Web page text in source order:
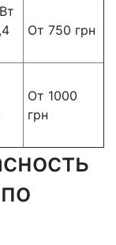
От 750 грн
От 1000
грн